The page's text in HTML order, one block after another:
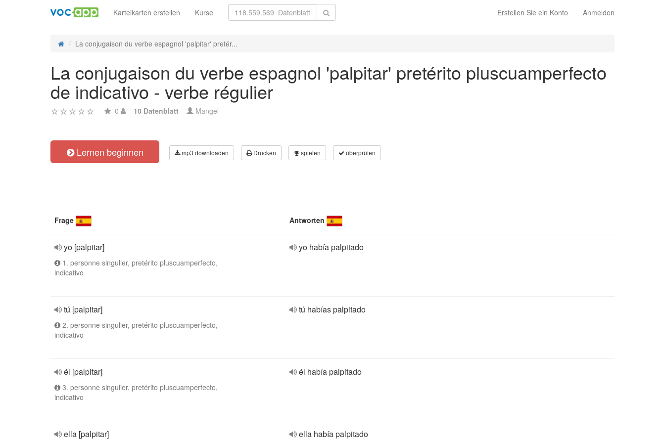
Erstellen Sie ein Konto Anmelden
Karteikarten erstellen Kurse
La conjugaison du verbe espagnol 'palpitar' pretér...
La conjugaison du verbe espagnol 'palpitar' pretérito pluscuamperfecto
de indicativo - verbe régulier
0 10 Datenblatt Mangel
Lernen beginnen mp3 downloaden Drucken spielen überprüfen
Frage Antworten
yo [palpitar]
1. personne singulier, pretérito pluscuamperfecto,
indicativo
yo había palpitado
tú [palpitar]
2. personne singulier, pretérito pluscuamperfecto,
indicativo
tú habías palpitado
él [palpitar]
3. personne singulier, pretérito pluscuamperfecto,
indicativo
él había palpitado
ella [palpitar] ella había palpitado